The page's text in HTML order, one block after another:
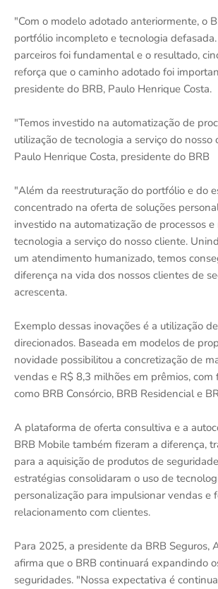
"Com o modelo adotado anteriormente, o
portfólio incompleto e tecnologia
parceiros foi fundamental e o resultado,
reforça que o caminho adotado foi
presidente do BRB, Paulo Henrique Costa.
"Temos investido na automatização de
utilização de tecnologia a serviço do nosso
Paulo Henrique Costa, presidente do BRB
"Além da reestruturação do portfólio e do
concentrado na oferta de soluções
investido na automatização de processos
tecnologia a serviço do nosso cliente.
um atendimento humanizado, temos
diferença na vida dos nossos clientes de
acrescenta.
Exemplo dessas inovações é a utilização
direcionados. Baseada em modelos de
novidade possibilitou a concretização de
vendas e R$ 8,3 milhões em prêmios, com
como BRB Consórcio, BRB Residencial e
A plataforma de oferta consultiva e a
BRB Mobile também fizeram a diferença,
para a aquisição de produtos de
estratégias consolidaram o uso de
personalização para impulsionar vendas e
relacionamento com clientes.
Para 2025, a presidente da BRB Seguros,
afirma que o BRB continuará expandindo
seguridades. "Nossa expectativa é